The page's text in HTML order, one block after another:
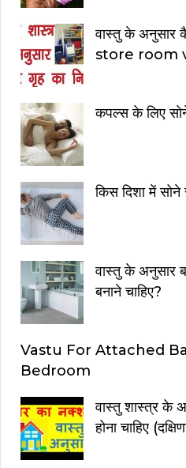
वास्तु के अनुसार
store room
कपल्स के लिए
किस दिशा में
वास्तु के अनुसार
बनाने चाहिए?
Vastu For Attached
Bedroom
वास्तु शास्त्र के
होना चाहिए